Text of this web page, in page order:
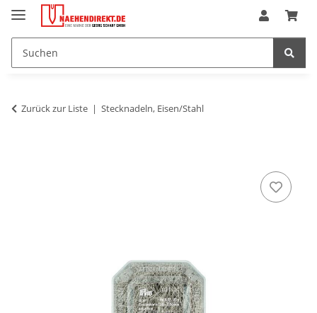
Zurück zur Liste Stecknadeln, Eisen/Stahl